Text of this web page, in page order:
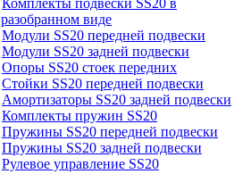
Комплекты подвески SS20 в
разобранном виде
Модули SS20 передней подвески
Модули SS20 задней подвески
Опоры SS20 стоек передних
Стойки SS20 передней подвески
Амортизаторы SS20 задней подвески
Комплекты пружин SS20
Пружины SS20 передней подвески
Пружины SS20 задней подвески
Рулевое управление SS20